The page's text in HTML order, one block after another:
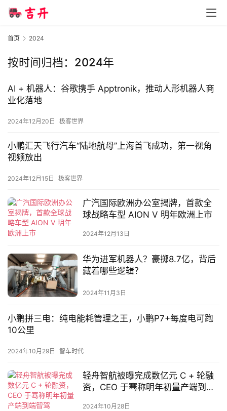
首
车
时
代
能
源
评
测
师
旅
行
家
登录 注册
首页 2024
按时间归档：2024年
AI + 机器人：谷歌携手 Apptronik，推动人形机器人商
业化落地
2024年12月20日 极客世界
小鹏汇天飞行汽车“陆地航母”上海首飞成功，第一视角
视频放出
2024年12月15日 极客世界
广汽国际欧洲办公室揭牌，首款全
球战略车型 AION V 明年欧洲上市
2024年12月13日
华为进军机器人？豪掷8.7亿，背后
藏着哪些逻辑？
2024年11月3日
小鹏拼三电：纯电能耗管理之王，小鹏P7+每度电可跑
10公里
2024年10月29日 智车时代
轻舟智航被曝完成数亿元 C + 轮融
资，CEO 于骞称明年初量产端到端
2024年10月28日